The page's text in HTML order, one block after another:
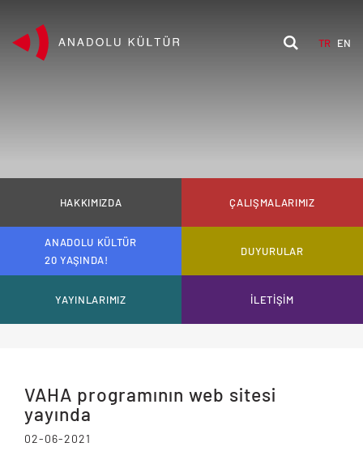
TR EN
HAKKIMIZDA ÇALIŞMALARIMIZ
ANADOLU KÜLTÜR
20 YAŞINDA!
DUYURULAR
YAYINLARIMIZ İLETİŞİM
VAHA programının web sitesi
yayında
02-06-2021